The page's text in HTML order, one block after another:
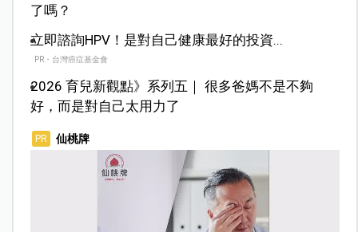
了嗎？
立即諮詢HPV！是對自己健康最好的投資...
PR・台灣癌症基金會
2026 育兒新觀點》系列五｜ 很多爸媽不是不夠
好，而是對自己太用力了
PR 仙桃牌